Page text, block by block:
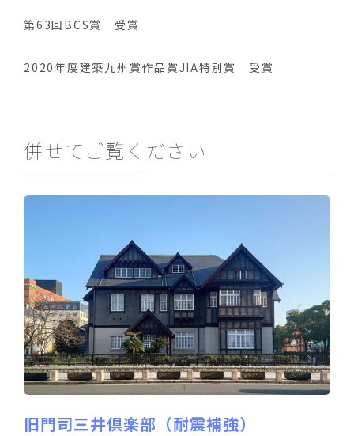
第63回BCS賞 受賞
2020年度建築九州賞作品賞JIA特別賞 受賞
併せてご覧ください
旧門司三井倶楽部（耐震補強）